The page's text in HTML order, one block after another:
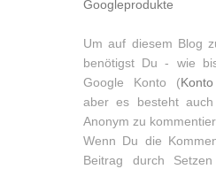
Googleprodukte
Um auf diesem Blog
benötigst Du - wie
Google Konto (
aber es besteht
Anonym zu
Wenn Du die
Beitrag durch